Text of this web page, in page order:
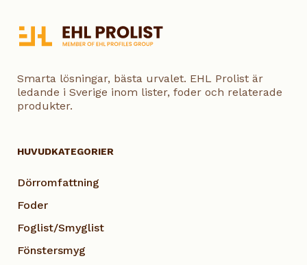
Smarta lösningar, bästa urvalet. EHL Prolist är
ledande i Sverige inom lister, foder och relaterade
produkter.
HUVUDKATEGORIER
Dörromfattning
Foder
Foglist/Smyglist
Fönstersmyg